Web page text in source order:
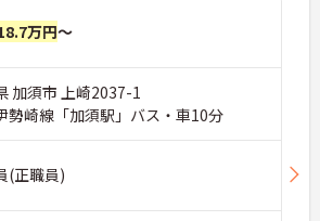
万円～
加須市 上崎2037-1
勢崎線「加須駅」バス・車10分
(正職員)